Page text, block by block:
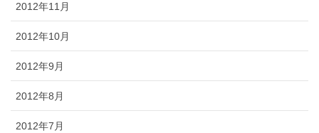
2012年11月
2012年10月
2012年9月
2012年8月
2012年7月